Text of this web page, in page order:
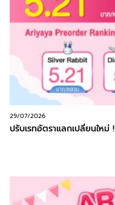
29/07/2026
ปรับเรทอัตราแลกเปลี่ยนใหม่ !